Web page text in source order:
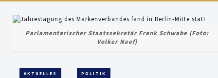
Parlamentarischer Staatssekretär Frank Schwabe (Foto:
Volker Neef)
AKTUELLES POLITIK